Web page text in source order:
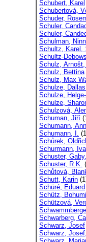
Schubert, Karel
Schubertová,
Schuder,
Schuler,
Schuler,
Schulman,
Schultz, Karel,
Schultz-
Schulz, Arnošt,
Schulz, Bettina
Schulz, Max
Schulze,
Schulze,
Schulze,
Schulzová,
Schuman, Jiří
Schumann,
Schumann, I.
Schůrek,
Schurmann,
Schuster,
Schuster, R.K.
Schůtová,
Schutt, Karin
Schüré, Eduard
Schütz, Bohumil
Schützová,
Schwarberg,
Schwarz, Josef
Schwarz,